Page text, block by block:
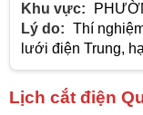
Khu vực:
Lý do: Thí
lưới điện Trung,
Lịch cắt điện